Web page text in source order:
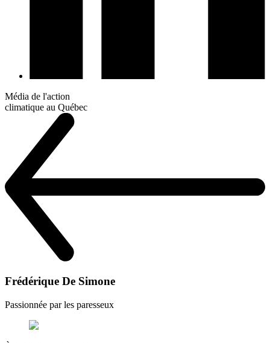
Média de l'action
climatique au Québec
Frédérique De Simone
Passionnée par les paresseux